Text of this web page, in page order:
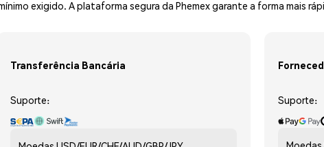
exigido. A plataforma segura da Phemex garante a forma mais
Transferência Bancária
Suporte: Suporte: